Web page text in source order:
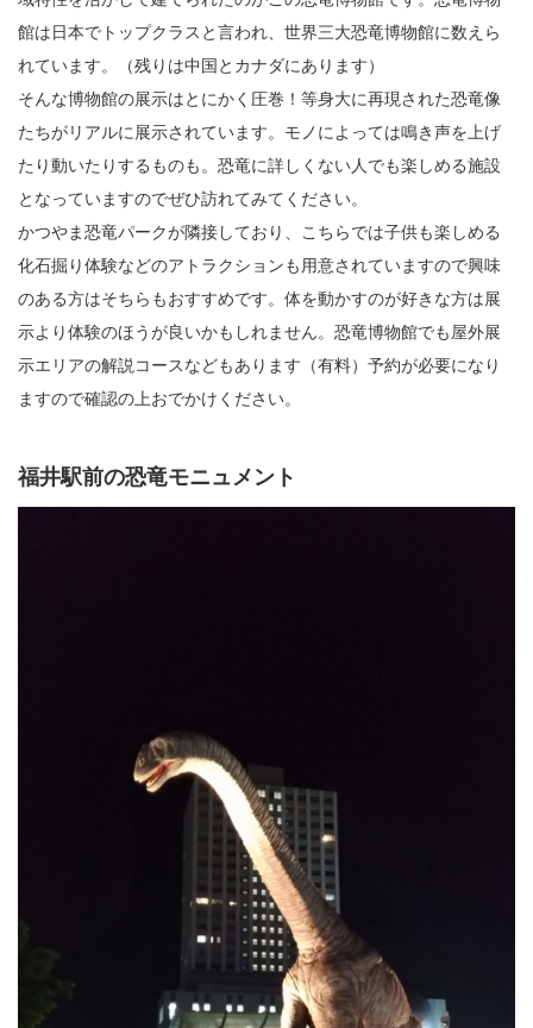
館は日本でトップクラスと言われ、世界三大恐竜博物館に数えら
れています。（残りは中国とカナダにあります）
そんな博物館の展示はとにかく圧巻！等身大に再現された恐竜像
たちがリアルに展示されています。モノによっては鳴き声を上げ
たり動いたりするものも。恐竜に詳しくない人でも楽しめる施設
となっていますのでぜひ訪れてみてください。
かつやま恐竜パークが隣接しており、こちらでは子供も楽しめる
化石掘り体験などのアトラクションも用意されていますので興味
のある方はそちらもおすすめです。体を動かすのが好きな方は展
示より体験のほうが良いかもしれません。恐竜博物館でも屋外展
示エリアの解説コースなどもあります（有料）予約が必要になり
ますので確認の上おでかけください。
福井駅前の恐竜モニュメント